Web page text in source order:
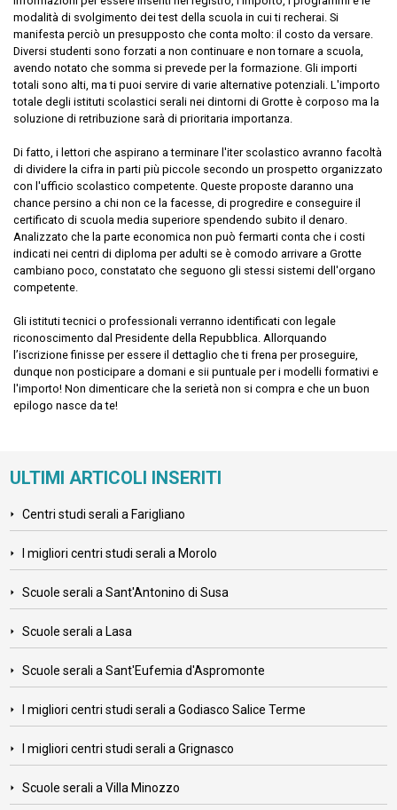
modalità di svolgimento dei test della scuola in cui ti recherai. Si
manifesta perciò un presupposto che conta molto: il costo da versare.
Diversi studenti sono forzati a non continuare e non tornare a scuola,
avendo notato che somma si prevede per la formazione. Gli importi
totali sono alti, ma ti puoi servire di varie alternative potenziali. L'importo
totale degli istituti scolastici serali nei dintorni di Grotte è corposo ma la
soluzione di retribuzione sarà di prioritaria importanza.
Di fatto, i lettori che aspirano a terminare l'iter scolastico avranno facoltà
di dividere la cifra in parti più piccole secondo un prospetto organizzato
con l'ufficio scolastico competente. Queste proposte daranno una
chance persino a chi non ce la facesse, di progredire e conseguire il
certificato di scuola media superiore spendendo subito il denaro.
Analizzato che la parte economica non può fermarti conta che i costi
indicati nei centri di diploma per adulti se è comodo arrivare a Grotte
cambiano poco, constatato che seguono gli stessi sistemi dell'organo
competente.
Gli istituti tecnici o professionali verranno identificati con legale
riconoscimento dal Presidente della Repubblica. Allorquando
l’iscrizione finisse per essere il dettaglio che ti frena per proseguire,
dunque non posticipare a domani e sii puntuale per i modelli formativi e
l'importo! Non dimenticare che la serietà non si compra e che un buon
epilogo nasce da te!
ULTIMI ARTICOLI INSERITI
Centri studi serali a Farigliano
I migliori centri studi serali a Morolo
Scuole serali a Sant'Antonino di Susa
Scuole serali a Lasa
Scuole serali a Sant'Eufemia d'Aspromonte
I migliori centri studi serali a Godiasco Salice Terme
I migliori centri studi serali a Grignasco
Scuole serali a Villa Minozzo